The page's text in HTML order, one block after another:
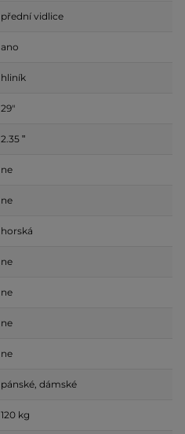
přední vidlice
ano
hliník
29"
2.35 ʺ
ne
ne
horská
ne
ne
ne
ne
pánské, dámské
120 kg